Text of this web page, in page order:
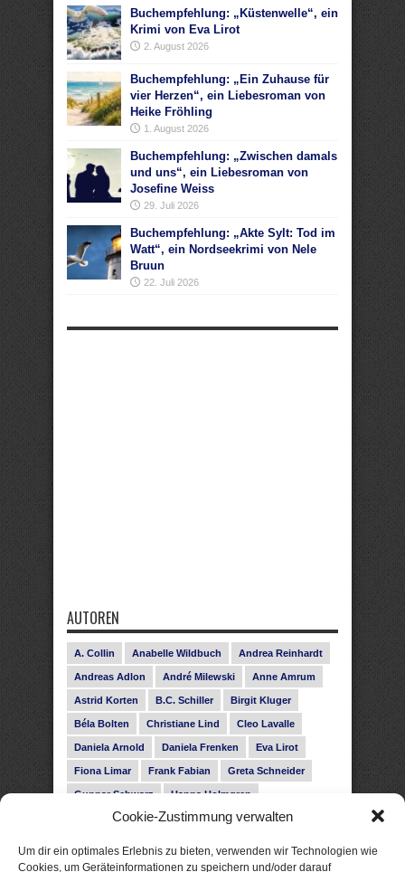
Cookie-Zustimmung verwalten
Um dir ein optimales Erlebnis zu bieten, verwenden wir Technologien wie
Cookies, um Geräteinformationen zu speichern und/oder darauf
Buchempfehlung: „Küstenwelle“, ein
Krimi von Eva Lirot
2. August 2026
Buchempfehlung: „Ein Zuhause für
vier Herzen“, ein Liebesroman von
Heike Fröhling
1. August 2026
Buchempfehlung: „Zwischen damals
und uns“, ein Liebesroman von
Josefine Weiss
29. Juli 2026
Buchempfehlung: „Akte Sylt: Tod im
Watt“, ein Nordseekrimi von Nele
Bruun
22. Juli 2026
AUTOREN
A. Collin Anabelle Wildbuch Andrea Reinhardt
Andreas Adlon André Milewski Anne Amrum
Astrid Korten B.C. Schiller Birgit Kluger
Béla Bolten Christiane Lind Cleo Lavalle
Daniela Arnold Daniela Frenken Eva Lirot
Fiona Limar Frank Fabian Greta Schneider
Gunnar Schwarz Hanna Holmgren
Heike Fröhling Ina Glahe Ivo Pala J. Vellguth
Leonie Haubrich Lilly Labord Livia Pipes